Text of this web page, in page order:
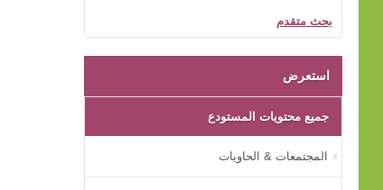
بحث متقدم
استعرض
جميع محتويات المستودع
المجتمعات & الحاويات